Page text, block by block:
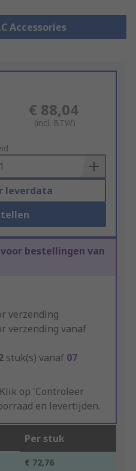
Accessories
€ 88,04
(incl. BTW)
leverdata
bestellingen van
verzending
verzending vanaf
stuk(s) vanaf 07
Klik op 'Controleer
en levertijden.
Per stuk
€ 72,76